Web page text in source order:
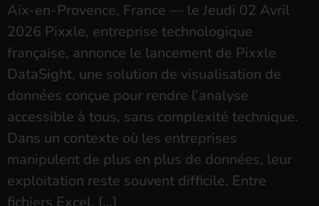
Aix-en-Provence, France — le Jeudi 02 Avril
2026 Pixxle, entreprise technologique
française, annonce le lancement de Pixxle
DataSight, une solution de visualisation de
données conçue pour rendre l’analyse
accessible à tous, sans complexité technique.
Dans un contexte où les entreprises
manipulent de plus en plus de données, leur
exploitation reste souvent difficile. Entre